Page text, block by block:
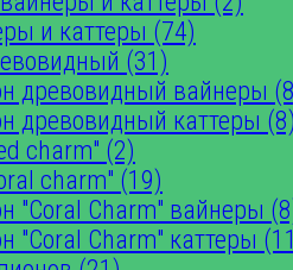
и каттеры (74)
(31)
древовидный вайнеры
древовидный каттеры (8)
charm" (2)
charm" (19)
"Coral Charm" вайнеры
"Coral Charm" каттеры